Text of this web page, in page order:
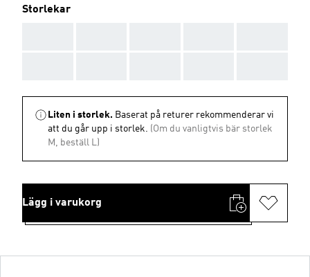
Storlekar
Liten i storlek. Baserat på returer rekommenderar vi
att du går upp i storlek. (Om du vanligtvis bär storlek
M, beställ L)
Lägg i varukorg